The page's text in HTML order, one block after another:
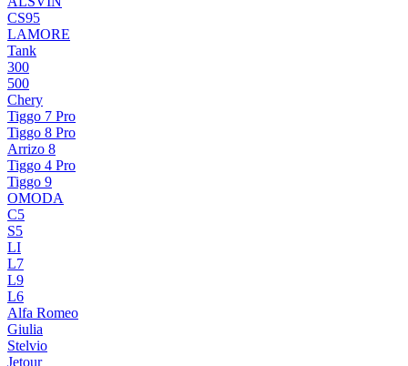
CS95
LAMORE
Tank
300
500
Chery
Tiggo 7 Pro
Tiggo 8 Pro
Arrizo 8
Tiggo 4 Pro
Tiggo 9
OMODA
C5
S5
LI
L7
L9
L6
Alfa Romeo
Giulia
Stelvio
Jetour